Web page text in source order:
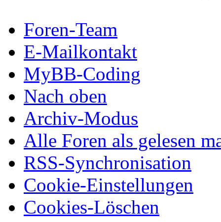
Foren-Team
E-Mailkontakt
MyBB-Coding
Nach oben
Archiv-Modus
Alle Foren als gelesen
RSS-Synchronisation
Cookie-Einstellungen
Cookies-Löschen